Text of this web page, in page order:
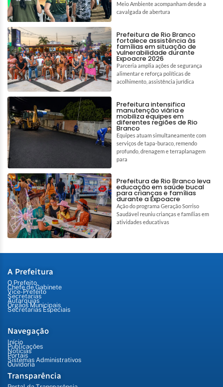
Meio Ambiente acompanham desde a
cavalgada de abertura
Prefeitura de Rio Branco
fortalece assistência às
famílias em situação de
vulnerabilidade durante
Expoacre 2026
Parceria amplia ações de segurança
alimentar e reforça políticas de
acolhimento, assistência jurídica
Prefeitura intensifica
manutenção viária e
mobiliza equipes em
diferentes regiões de Rio
Branco
Equipes atuam simultaneamente com
serviços de tapa-buraco, remendo
profundo, drenagem e terraplanagem
para
Prefeitura de Rio Branco leva
educação em saúde bucal
para crianças e famílias
durante a Expoacre
Ação do programa Geração Sorriso
Saudável reuniu crianças e famílias em
atividades educativas
A Prefeitura
O Prefeito
Chefe de Gabinete
Vice-Prefeito
Secretarias
Autarquias
Órgãos Municipais
Secretarias Especiais
Navegação
Início
Publicações
Notícias
Portais
Sistemas Administrativos
Ouvidoria
Transparência